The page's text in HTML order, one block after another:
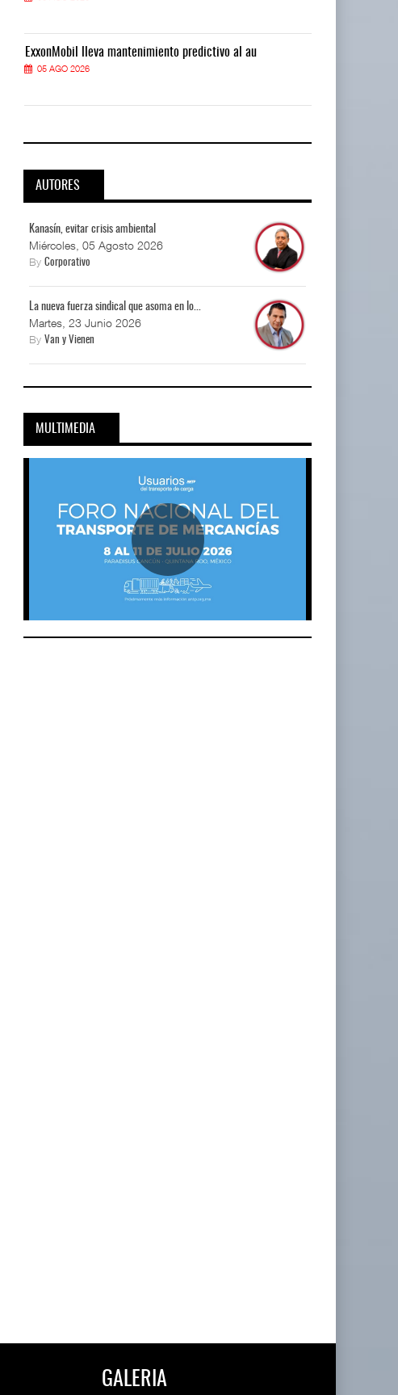
ExxonMobil lleva mantenimiento predictivo al au
05 AGO 2026
AUTORES
Kanasín, evitar crisis ambiental
Miércoles, 05 Agosto 2026
ByCorporativo
La nueva fuerza sindical que asoma en lo...
Martes, 23 Junio 2026
ByVan y Vienen
MULTIMEDIA
GALERIA